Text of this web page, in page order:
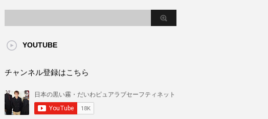
YOUTUBE
チャンネル登録はこちら